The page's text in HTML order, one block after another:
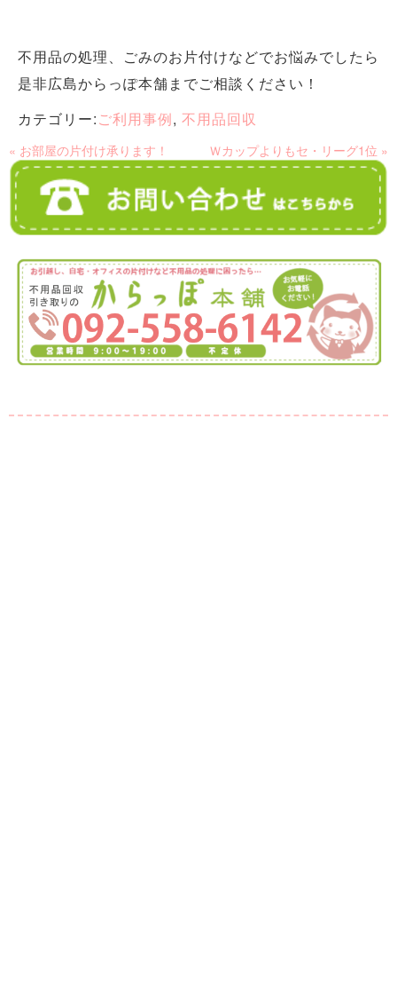
不用品の処理、ごみのお片付けなどでお悩みでしたら
是非広島からっぽ本舗までご相談ください！
カテゴリー:ご利用事例, 不用品回収
« お部屋の片付け承ります！ Ｗカップよりもセ・リーグ1位 »